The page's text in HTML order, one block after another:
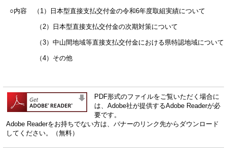
○内容 （1）日本型直接支払交付金の令和6年度取組実績について
（2）日本型直接支払交付金の次期対策について
（3）中山間地域等直接支払交付金における県特認地域について
（4）その他
PDF形式のファイルをご覧いただく場合に
は、Adobe社が提供するAdobe Readerが必
要です。
Adobe Readerをお持ちでない方は、バナーのリンク先からダウンロード
してください。（無料）